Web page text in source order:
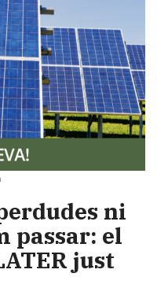
ni
passar: el
just